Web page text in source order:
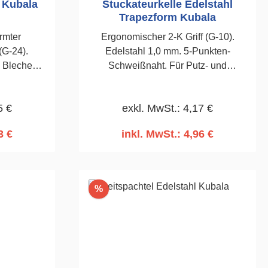
Blechen.
€
€
Stuckateurkelle Edelstahl
Trapezform Kubala
Ergonomischer 2-K Griff (G-10).
Edelstahl 1,0 mm. 5-Punkten-
Schweißnaht. Für Putz- und
exkl. MwSt.: 4,17 €
inkl. MwSt.: 4,96 €
%Rabatt